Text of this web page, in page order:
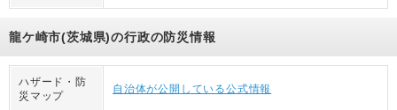
龍ケ崎市(茨城県)の行政の防災情報
ハザード・防
災マップ
自治体が公開している公式情報